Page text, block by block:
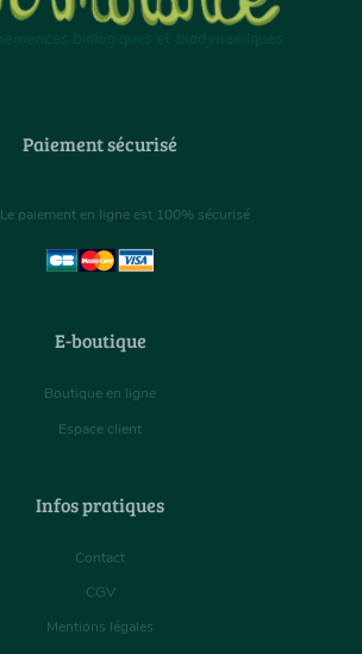
Paiement sécurisé
Le paiement en ligne est 100% sécurisé
E-boutique
Boutique en ligne
Espace client
Infos pratiques
Contact
CGV
Mentions légales